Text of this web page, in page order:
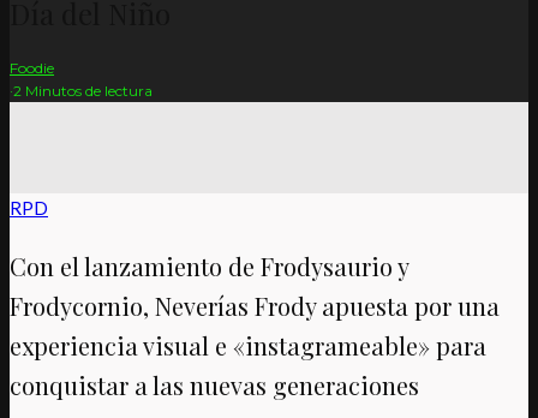
Foodie
·2 Minutos de lectura
RPD
Con el lanzamiento de Frodysaurio y
Frodycornio, Neverías Frody apuesta por una
experiencia visual e «instagrameable» para
conquistar a las nuevas generaciones